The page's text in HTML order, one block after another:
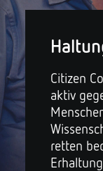
FAQ
Citizen
aktiv
retten